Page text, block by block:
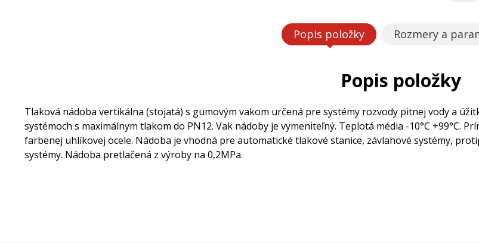
Popis položky Rozmery a
Popis položky
Tlaková nádoba vertikálna (stojatá) s gumovým vakom určená pre systémy rozvody pitnej vody a
systémoch s maximálnym tlakom do PN12. Vak nádoby je vymeniteľný. Teplotá média -10°C +99°C.
farbenej uhlíkovej ocele. Nádoba je vhodná pre automatické tlakové stanice, závlahové systémy,
systémy. Nádoba pretlačená z výroby na 0,2MPa.